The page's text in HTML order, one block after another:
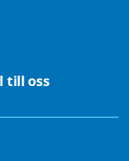
till oss